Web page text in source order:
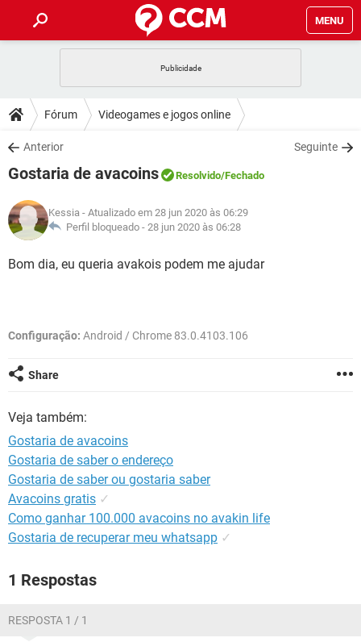
MENU
CELULAR FACEBOOK
OUTLOOK
INSTAGRAM GMAIL
GUIA DE COMPRAS
DICAS
JOGOS WHATSAPP
INSTAGRAM GMAIL
GUIA DE COMPRAS
DOWNLOADS
JOGOS WHATSAPP
CELULAR
OUTLOOK EXCEL
INSTAGRAM
JOGOS WHATSAPP
CELULAR
OUTLOOK EXCEL
GLOSSÁRIO
JOGOS WHATSAPP
INSTAGRAM GMAIL
GUIA DE COMPRAS
Fórum Videogames e jogos online
Anterior Seguinte
Gostaria de avacoins Resolvido/Fechado
Kessia - Atualizado em 28 jun 2020 às 06:29
Perfil bloqueado - 28 jun 2020 às 06:28
Bom dia, eu queria avakois podem me ajudar
Configuração: Android / Chrome 83.0.4103.106
Share
Veja também:
Gostaria de avacoins
Gostaria de saber o endereço
Gostaria de saber ou gostaria saber
Avacoins gratis ✓
Como ganhar 100.000 avacoins no avakin life
Gostaria de recuperar meu whatsapp ✓
1 Respostas
RESPOSTA 1 / 1